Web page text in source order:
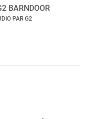
BARNDOOR
PAR G2